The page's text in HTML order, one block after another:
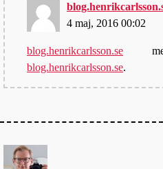
4 maj, 2016 00:02
blog.henrikcarlsson.se
blog.henrikcarlsson.se.